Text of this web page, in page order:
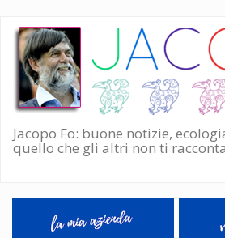
Salta
contenuto
principale
Jacopo Fo: buone notizie,
quello che gli altri non ti